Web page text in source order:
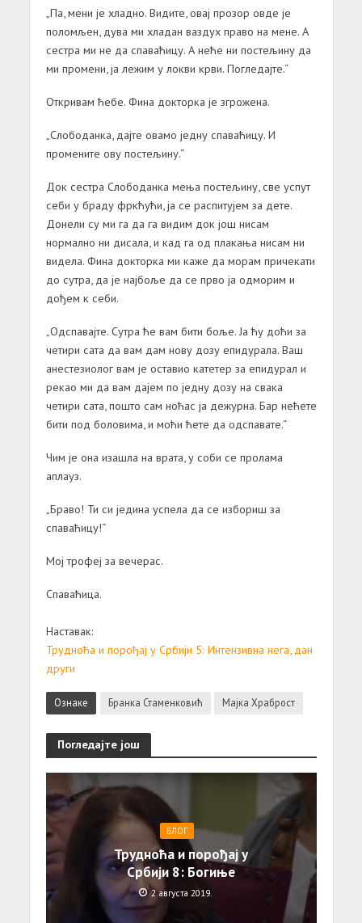
„Па, мени је хладно. Видите, овај прозор овде је
поломљен, дува ми хладан ваздух право на мене. А
сестра ми не да спаваћицу. А неће ни постељину да
ми промени, ја лежим у локви крви. Погледајте.“
Откривам ћебе. Фина докторка је згрожена.
„Слободанка, дајте овамо једну спаваћицу. И
промените ову постељину.“
Док сестра Слободанка мења постељину, све успут
себи у браду фркћући, ја се распитујем за дете.
Донели су ми га да га видим док још нисам
нормално ни дисала, и кад га од плакања нисам ни
видела. Фина докторка ми каже да морам причекати
до сутра, да је најбоље да се прво ја одморим и
дођем к себи.
„Одспавајте. Сутра ће вам бити боље. Ја ћу доћи за
четири сата да вам дам нову дозу епидурала. Ваш
анестезиолог вам је оставио катетер за епидурал и
рекао ми да вам дајем по једну дозу на свака
четири сата, пошто сам ноћас ја дежурна. Бар нећете
бити под боловима, и моћи ћете да одспавате.“
Чим је она изашла на врата, у соби се пролама
аплауз.
„Браво! Ти си једина успела да се избориш за
спаваћицу!“
Мој трофеј за вечерас.
Спаваћица.
Наставак:
Трудноћа и порођај у Србији 5: Интензивна нега, дан
други
Ознаке Бранка Стаменковић Мајка Храброст
Погледајте још
БЛОГ
Трудноћа и порођај у
Србији 8: Богиње
2. августа 2019.